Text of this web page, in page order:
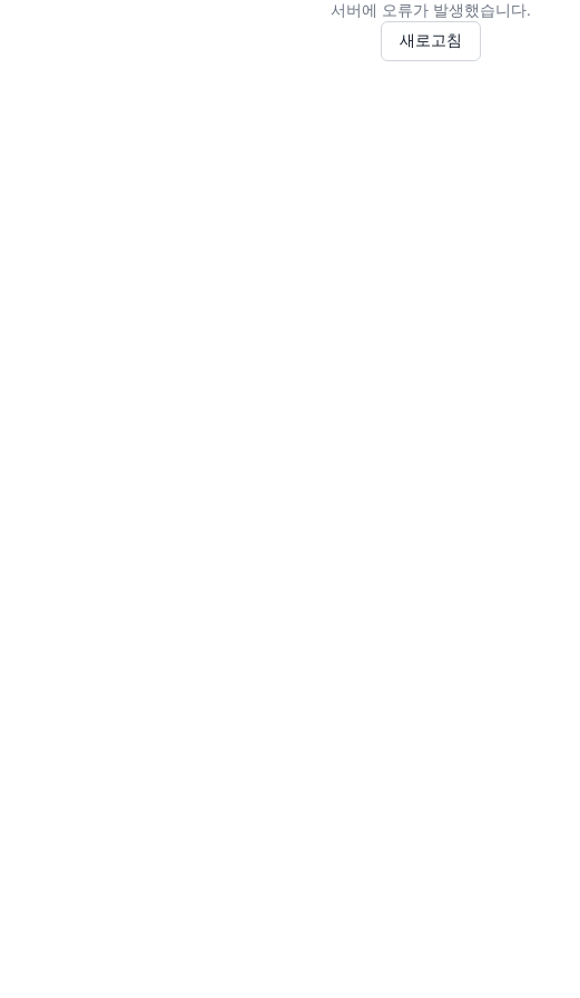
서버에 오류가 발생했습니다.
새로고침